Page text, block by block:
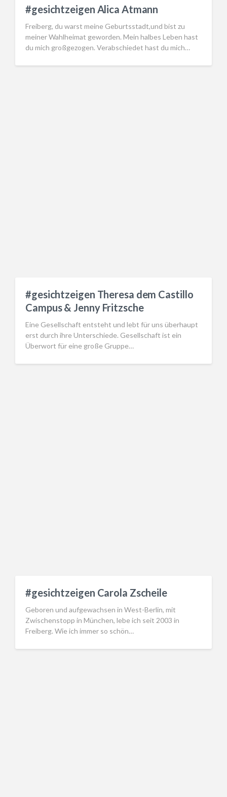
#gesichtzeigen Alica Atmann
Freiberg, du warst meine Geburtsstadt,und bist zu
meiner Wahlheimat geworden. Mein halbes Leben hast
du mich großgezogen. Verabschiedet hast du mich…
#gesichtzeigen Theresa dem Castillo
Campus & Jenny Fritzsche
Eine Gesellschaft entsteht und lebt für uns überhaupt
erst durch ihre Unterschiede. Gesellschaft ist ein
Überwort für eine große Gruppe…
#gesichtzeigen Carola Zscheile
Geboren und aufgewachsen in West-Berlin, mit
Zwischenstopp in München, lebe ich seit 2003 in
Freiberg. Wie ich immer so schön…